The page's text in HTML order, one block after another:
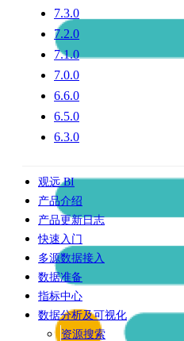
7.3.0
7.2.0
7.1.0
7.0.0
6.6.0
6.5.0
6.3.0
观远 BI
产品介绍
产品更新日志
快速入门
多源数据接入
数据准备
指标中心
数据分析及可视化
资源搜索